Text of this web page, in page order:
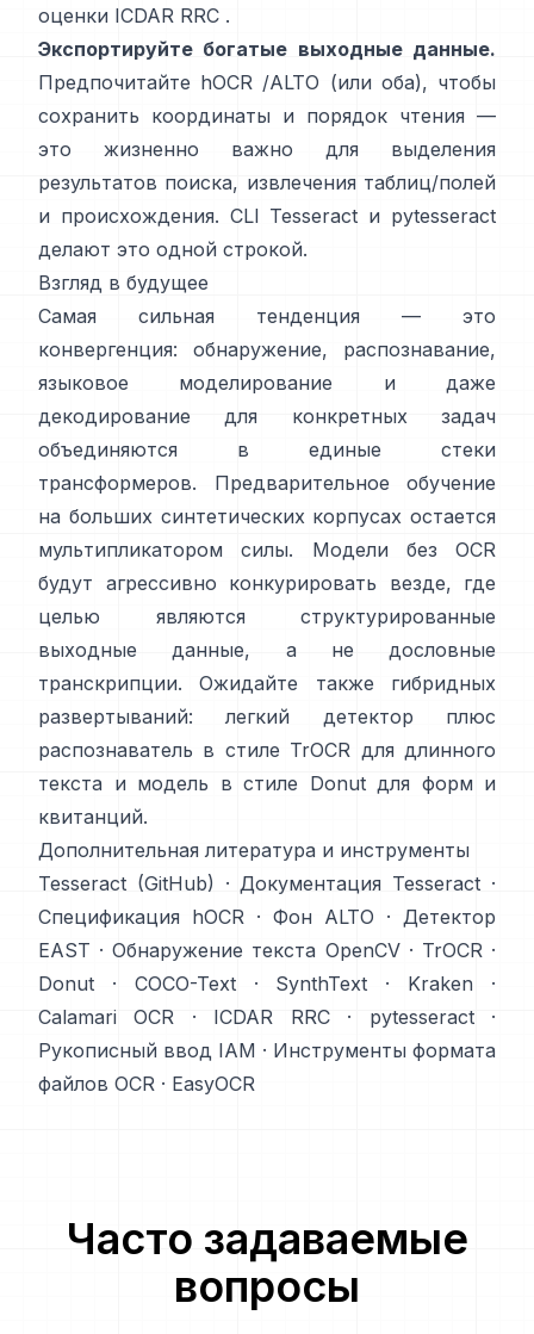
оценки ICDAR RRC .
Экспортируйте богатые выходные данные.
Предпочитайте hOCR /ALTO (или оба), чтобы
сохранить координаты и порядок чтения —
это жизненно важно для выделения
результатов поиска, извлечения таблиц/полей
и происхождения. CLI Tesseract и pytesseract
делают это одной строкой.
Взгляд в будущее
Самая сильная тенденция — это
конвергенция: обнаружение, распознавание,
языковое моделирование и даже
декодирование для конкретных задач
объединяются в единые стеки
трансформеров. Предварительное обучение
на больших синтетических корпусах остается
мультипликатором силы. Модели без OCR
будут агрессивно конкурировать везде, где
целью являются структурированные
выходные данные, а не дословные
транскрипции. Ожидайте также гибридных
развертываний: легкий детектор плюс
распознаватель в стиле TrOCR для длинного
текста и модель в стиле Donut для форм и
квитанций.
Дополнительная литература и инструменты
Tesseract (GitHub) ·Документация Tesseract ·
Спецификация hOCR · Фон ALTO · Детектор
EAST ·Обнаружение текста OpenCV· TrOCR·
Donut · COCO-Text· SynthText · Kraken ·
Calamari OCR · ICDAR RRC· pytesseract·
Рукописный ввод IAM · Инструменты формата
файлов OCR · EasyOCR
Часто задаваемые
вопросы